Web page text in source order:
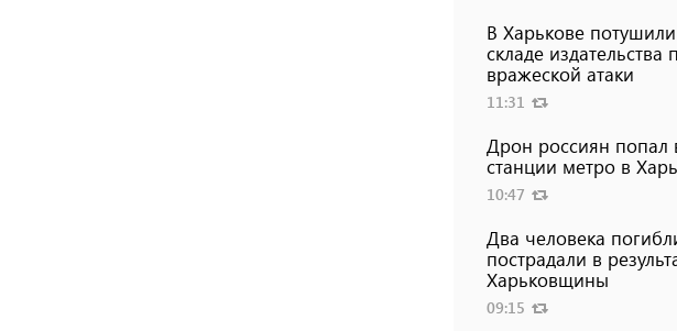
В Харькове
складе издательства
вражеской атаки
11:31
Дрон россиян попал
станции метро в
10:47
Два человека
пострадали в
Харьковщины
09:15